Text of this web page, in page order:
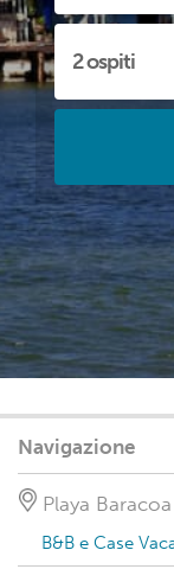
Navigazione
Playa Baracoa
B&B e Case